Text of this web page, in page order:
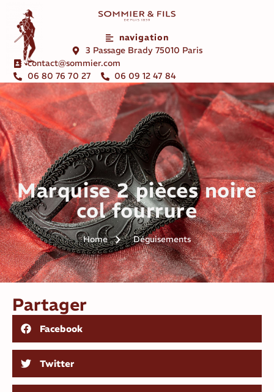
navigation
3 Passage Brady 75010 Paris
contact@sommier.com
06 80 76 70 27
06 09 12 47 84
Marquise 2 pièces noire
col fourrure
Home Déguisements
Partager
Facebook
Twitter